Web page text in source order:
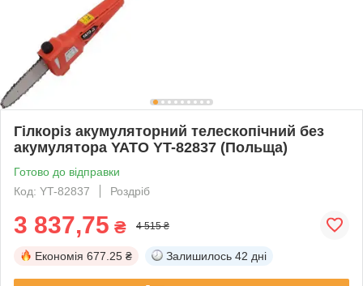
Гілкоріз акумуляторний телескопічний без
акумулятора YATO YT-82837 (Польща)
Готово до відправки
Код: YT-82837
Роздріб
3 837,75 ₴ 4 515 ₴
Економія 677.25 ₴ Залишилось 42 дні